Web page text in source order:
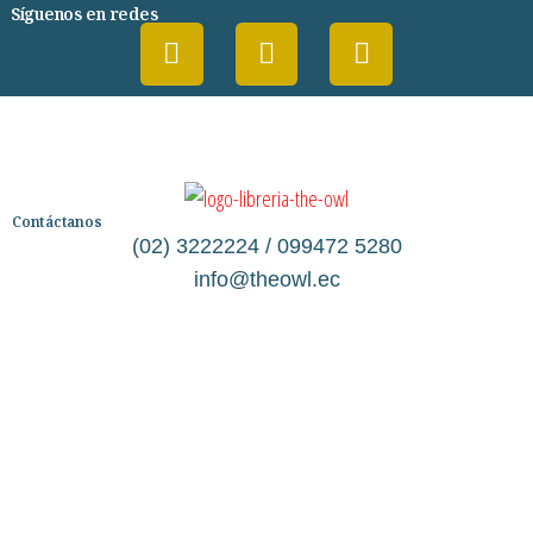
Síguenos en redes
Contáctanos
(02) 3222224 / 099472 5280
info@theowl.ec